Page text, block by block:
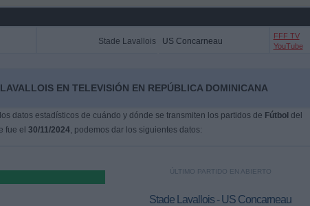
Stade Lavallois US Concarneau
FFF TV
YouTube
EN TELEVISIÓN EN REPÚBLICA DOMINICANA
datos estadísticos de cuándo y dónde se transmiten los partidos de Fútbol del
fue el 30/11/2024, podemos dar los siguientes datos:
ÚLTIMO PARTIDO EN ABIERTO
Stade Lavallois - US Concarneau